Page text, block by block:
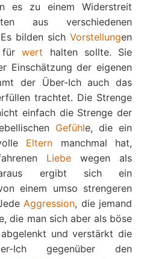
es zu einem Widerstreit
aus verschiedenen
bilden sich Vorstellungen
fürwert halten sollte. Sie
Einschätzung der eigenen
der Über-Ich auch das
trachtet. Die Strenge
einfach die Strenge der
Gefühle, die ein
Eltern manchmal hat,
Liebe wegen als
ergibt sich ein
einem umso strengeren
Aggression, die jemand
die man sich aber als böse
und verstärkt die
Ich gegenüber den